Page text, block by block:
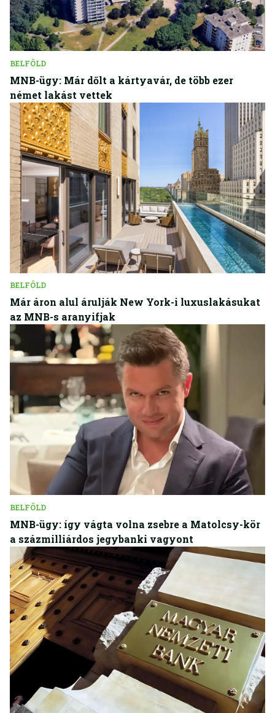
BELFÖLD
MNB-ügy: Már dőlt a kártyavár, de több ezer
német lakást vettek
BELFÖLD
Már áron alul árulják New York-i luxuslakásukat
az MNB-s aranyifjak
BELFÖLD
MNB-ügy: így vágta volna zsebre a Matolcsy-kör
a százmilliárdos jegybanki vagyont